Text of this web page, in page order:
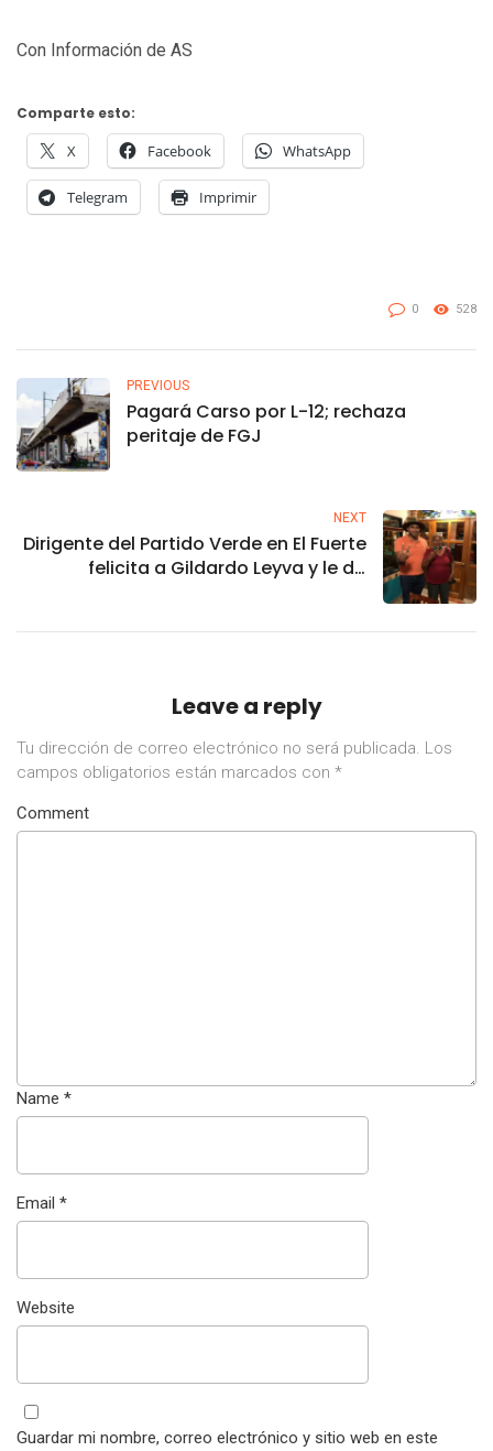
Con Información de AS
Comparte esto:
X Facebook WhatsApp
Telegram Imprimir
0 528
PREVIOUS
Pagará Carso por L-12; rechaza
peritaje de FGJ
NEXT
Dirigente del Partido Verde en El Fuerte
felicita a Gildardo Leyva y le da
Leave a reply
Tu dirección de correo electrónico no será publicada. Los
campos obligatorios están marcados con *
Comment
Name *
Email *
Website
Guardar mi nombre, correo electrónico y sitio web en este